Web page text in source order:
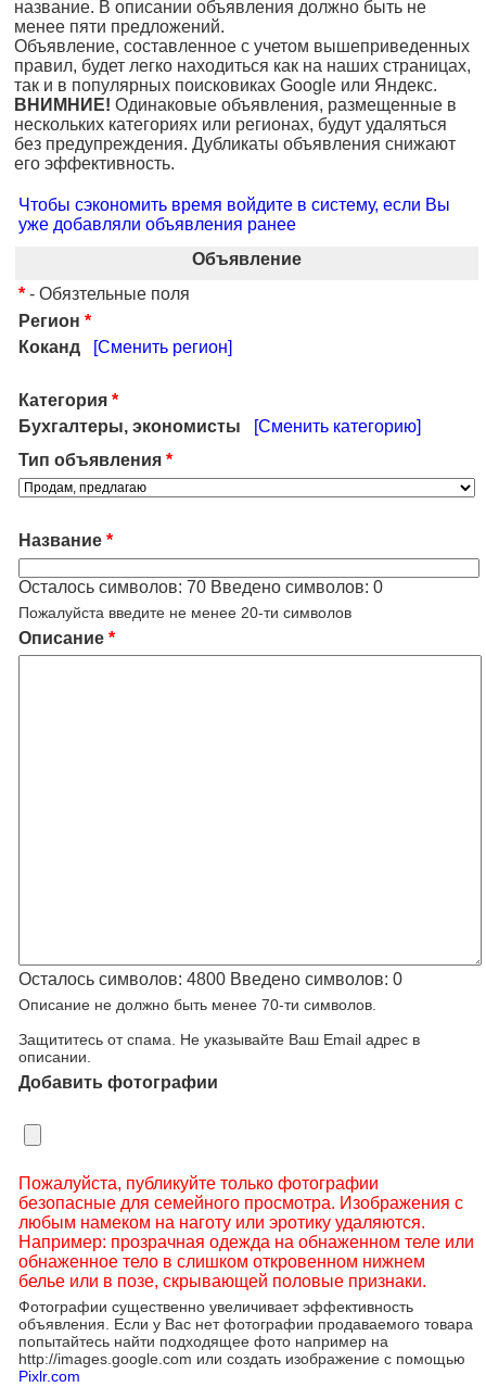
название. В описании объявления должно быть не
менее пяти предложений.
Объявление, составленное с учетом вышеприведенных
правил, будет легко находиться как на наших страницах,
так и в популярных поисковиках Google или Яндекс.
ВНИМНИЕ! Одинаковые объявления, размещенные в
нескольких категориях или регионах, будут удаляться
без предупреждения. Дубликаты объявления снижают
его эффективность.
Чтобы сэкономить время войдите в систему, если Вы
уже добавляли объявления ранее
Объявление
* - Обязтельные поля
Регион *
Коканд
[Сменить регион]
Категория *
Бухгалтеры, экономисты
[Сменить категорию]
Тип объявления *
Название *
Осталось символов: 70 Введено символов: 0
Пожалуйста введите не менее 20-ти символов
Описание *
Осталось символов: 4800 Введено символов: 0
Описание не должно быть менее 70-ти символов.
Защититесь от спама. Не указывайте Ваш Email адрес в
описании.
Добавить фотографии
Пожалуйста, публикуйте только фотографии
безопасные для семейного просмотра. Изображения с
любым намеком на наготу или эротику удаляются.
Например: прозрачная одежда на обнаженном теле или
обнаженное тело в слишком откровенном нижнем
белье или в позе, скрывающей половые признаки.
Фотографии существенно увеличивает эффективность
объявления. Если у Вас нет фотографии продаваемого товара
попытайтесь найти подходящее фото например на
http://images.google.com или создать изображение с помощью
Pixlr.com